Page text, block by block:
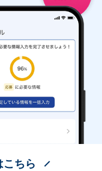
こちら